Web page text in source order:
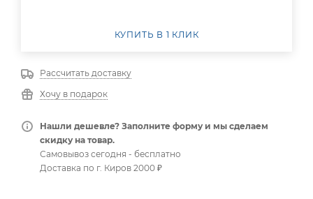
КУПИТЬ В 1 КЛИК
Рассчитать доставку
Хочу в подарок
Нашли дешевле? Заполните форму и мы сделаем
скидку на товар.
Самовывоз сегодня - бесплатно
Доставка по г. Киров 2000 ₽